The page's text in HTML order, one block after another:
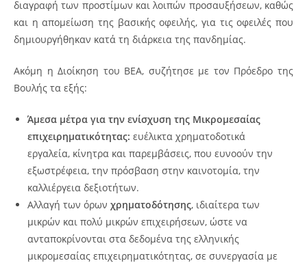
διαγραφή των προστίμων και λοιπών προσαυξήσεων, καθώς
και η απομείωση της βασικής οφειλής, για τις οφειλές που
δημιουργήθηκαν κατά τη διάρκεια της πανδημίας.
Ακόμη η Διοίκηση του ΒΕΑ, συζήτησε με τον Πρόεδρο της
Βουλής τα εξής:
Άμεσα μέτρα για την ενίσχυση της Μικρομεσαίας
επιχειρηματικότητας: ευέλικτα χρηματοδοτικά
εργαλεία, κίνητρα και παρεμβάσεις, που ευνοούν την
εξωστρέφεια, την πρόσβαση στην καινοτομία, την
καλλιέργεια δεξιοτήτων.
Αλλαγή των όρων χρηματοδότησης, ιδιαίτερα των
μικρών και πολύ μικρών επιχειρήσεων, ώστε να
ανταποκρίνονται στα δεδομένα της ελληνικής
μικρομεσαίας επιχειρηματικότητας, σε συνεργασία με